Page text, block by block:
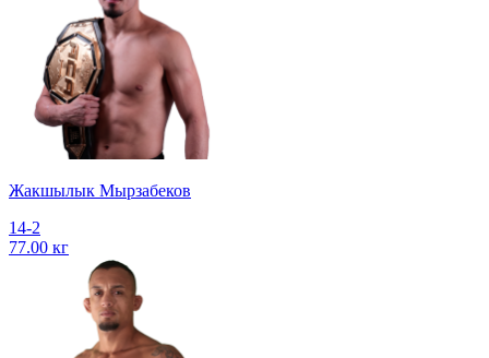
Жакшылык Мырзабеков
14-2
77.00 кг